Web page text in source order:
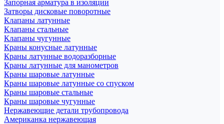
Запорная арматура в изоляции
Затворы дисковые поворотные
Клапаны латунные
Клапаны стальные
Клапаны чугунные
Краны конусные латунные
Краны латунные водоразборные
Краны латунные для манометров
Краны шаровые латунные
Краны шаровые латунные со спуском
Краны шаровые стальные
Краны шаровые чугунные
Нержавеющие детали трубопровода
Американка нержавеющая